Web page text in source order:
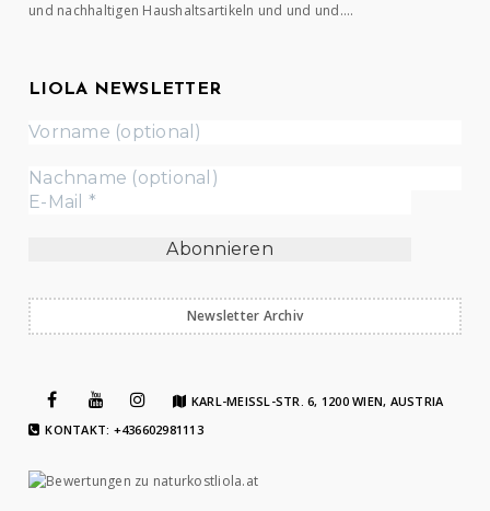
und nachhaltigen Haushaltsartikeln und und und….
LIOLA NEWSLETTER
Newsletter Archiv
KARL-MEISSL-STR. 6, 1200 WIEN, AUSTRIA
KONTAKT: +436602981113